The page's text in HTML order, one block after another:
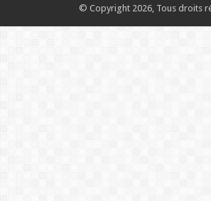
© Copyright 2026, Tous droits